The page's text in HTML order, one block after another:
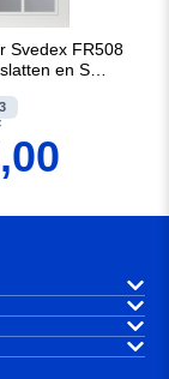
Svedex FR508
en Satijn